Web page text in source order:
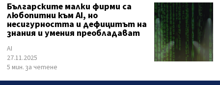
Българските малки фирми са
любопитни към AI, но
несигурността и дефицитът на
знания и умения преобладават
AI
27.11.2025
5 мин. за четене